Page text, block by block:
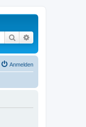
Suche
Anmelden